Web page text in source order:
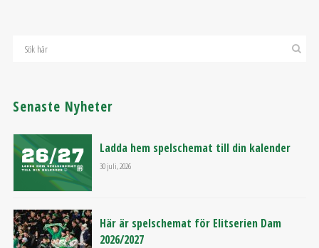
Senaste Nyheter
Ladda hem spelschemat till din kalender
30 juli, 2026
Här är spelschemat för Elitserien Dam
2026/2027